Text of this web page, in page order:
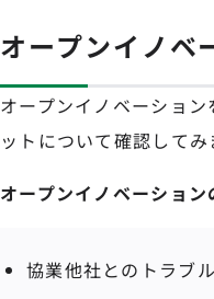
オープンイノベ
オープンイノベーショ
ットについて確認してみ
オープンイノベーション
協業他社とのトラブ